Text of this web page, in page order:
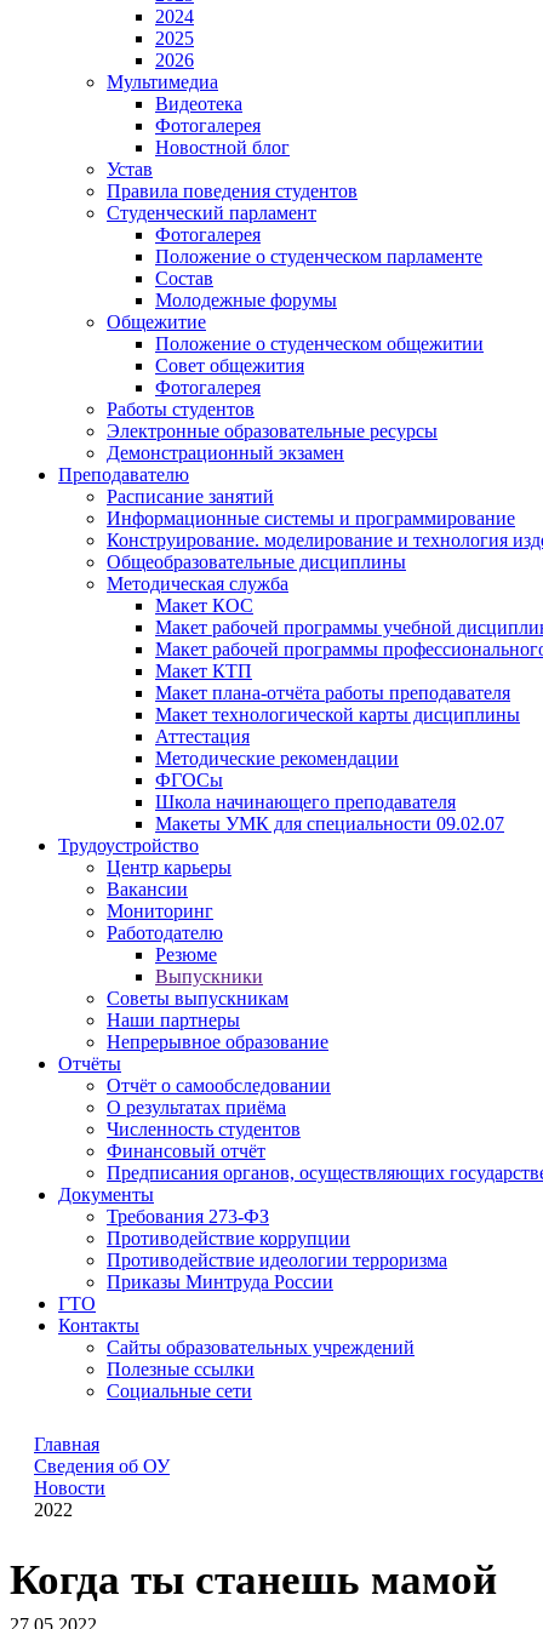
2024
2025
2026
Мультимедиа
Видеотека
Фотогалерея
Новостной блог
Устав
Правила поведения студентов
Студенческий парламент
Фотогалерея
Положение о студенческом парламенте
Состав
Молодежные форумы
Общежитие
Положение о студенческом общежитии
Совет общежития
Фотогалерея
Работы студентов
Электронные образовательные ресурсы
Демонстрационный экзамен
Преподавателю
Расписание занятий
Информационные системы и программирование
Конструирование. моделирование и технология
Общеобразовательные дисциплины
Методическая служба
Макет КОС
Макет рабочей программы учебной
Макет рабочей программы
Макет КТП
Макет плана-отчёта работы преподавателя
Макет технологической карты дисциплины
Аттестация
Методические рекомендации
ФГОСы
Школа начинающего преподавателя
Макеты УМК для специальности 09.02.07
Трудоустройство
Центр карьеры
Вакансии
Мониторинг
Работодателю
Резюме
Выпускники
Советы выпускникам
Наши партнеры
Непрерывное образование
Отчёты
Отчёт о самообследовании
О результатах приёма
Численность студентов
Финансовый отчёт
Предписания органов, осуществляющих
Документы
Требования 273-ФЗ
Противодействие коррупции
Противодействие идеологии терроризма
Приказы Минтруда России
ГТО
Контакты
Сайты образовательных учреждений
Полезные ссылки
Социальные сети
Главная
Сведения об ОУ
Новости
2022
Когда ты станешь мамой